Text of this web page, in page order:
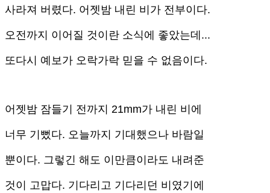
사라져 버렸다. 어젯밤 내린 비가 전부이다.
오전까지 이어질 것이란 소식에 좋았는데...
또다시 예보가 오락가락 믿을 수 없음이다.
어젯밤 잠들기 전까지 21mm가 내린 비에
너무 기뻤다. 오늘까지 기대했으나 바람일
뿐이다. 그렇긴 해도 이만큼이라도 내려준
것이 고맙다. 기다리고 기다리던 비였기에